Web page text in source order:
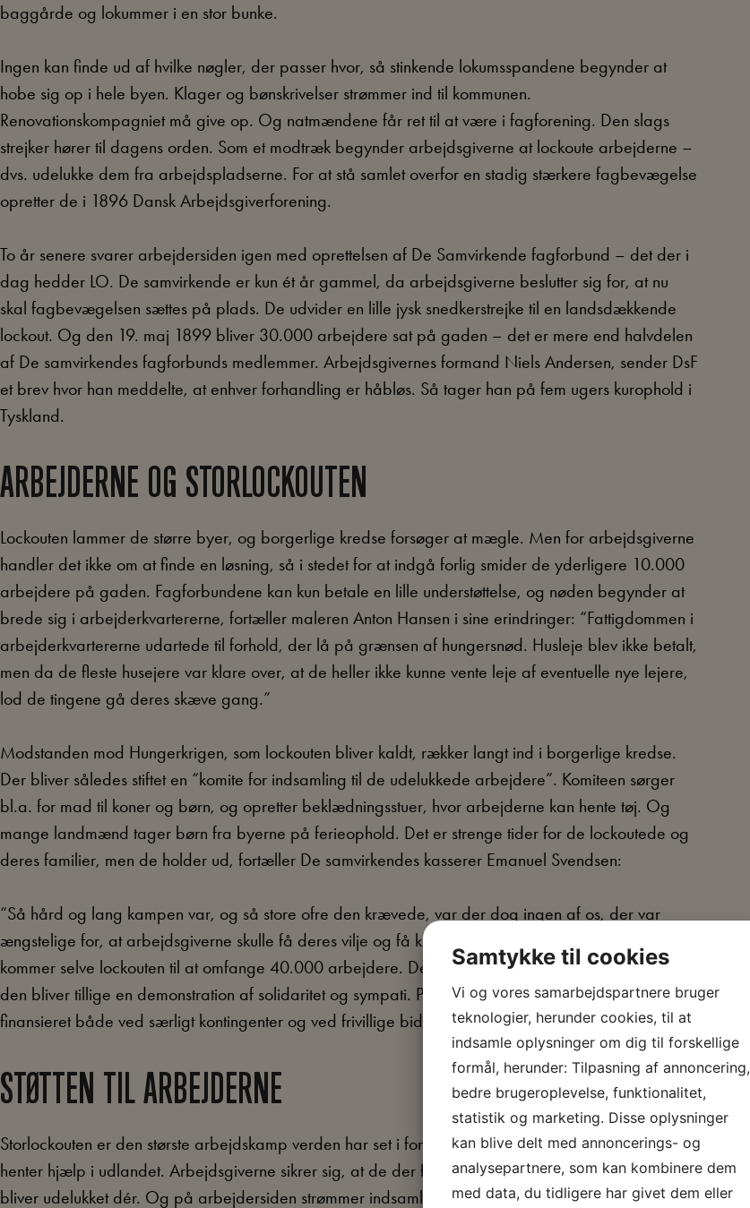
baggårde og lokummer i en stor bunke.
Ingen kan finde ud af hvilke nøgler, der passer hvor, så stinkende lokumsspandene begynder at
hobe sig op i hele byen. Klager og bønskrivelser strømmer ind til kommunen.
Renovationskompagniet må give op. Og natmændene får ret til at være i fagforening. Den slags
strejker hører til dagens orden. Som et modtræk begynder arbejdsgiverne at lockoute arbejderne –
dvs. udelukke dem fra arbejdspladserne. For at stå samlet overfor en stadig stærkere fagbevægelse
opretter de i 1896 Dansk Arbejdsgiverforening.
To år senere svarer arbejdersiden igen med oprettelsen af De Samvirkende fagforbund – det der i
dag hedder LO. De samvirkende er kun ét år gammel, da arbejdsgiverne beslutter sig for, at nu
skal fagbevægelsen sættes på plads. De udvider en lille jysk snedkerstrejke til en landsdækkende
lockout. Og den 19. maj 1899 bliver 30.000 arbejdere sat på gaden – det er mere end halvdelen
af De samvirkendes fagforbunds medlemmer. Arbejdsgivernes formand Niels Andersen, sender DsF
et brev hvor han meddelte, at enhver forhandling er håbløs. Så tager han på fem ugers kurophold i
Tyskland.
ARBEJDERNE OG STORLOCKOUTEN
Lockouten lammer de større byer, og borgerlige kredse forsøger at mægle. Men for arbejdsgiverne
handler det ikke om at finde en løsning, så i stedet for at indgå forlig smider de yderligere 10.000
arbejdere på gaden. Fagforbundene kan kun betale en lille understøttelse, og nøden begynder at
brede sig i arbejderkvartererne, fortæller maleren Anton Hansen i sine erindringer: “Fattigdommen i
arbejderkvartererne udartede til forhold, der lå på grænsen af hungersnød. Husleje blev ikke betalt,
men da de fleste husejere var klare over, at de heller ikke kunne vente leje af eventuelle nye lejere,
lod de tingene gå deres skæve gang.”
Modstanden mod Hungerkrigen, som lockouten bliver kaldt, rækker langt ind i borgerlige kredse.
Der bliver således stiftet en “komite for indsamling til de udelukkede arbejdere”. Komiteen sørger
bl.a. for mad til koner og børn, og opretter beklædningsstuer, hvor arbejderne kan hente tøj. Og
mange landmænd tager børn fra byerne på ferieophold. Det er strenge tider for de lockoutede og
deres familier, men de holder ud, fortæller De samvirkendes kasserer Emanuel Svendsen:
“Så hård og lang kampen var, og så store ofre den krævede, var der dog ingen af os, der var
ængstelige for, at arbejdsgiverne skulle få deres vilje og få knust fagbevægelsen.” På sit højeste
kommer selve lockouten til at omfange 40.000 arbejdere. Den har mange dramatiske faser, men
den bliver tillige en demonstration af solidaritet og sympati. På arbejdersiden bliver konflikten
finansieret både ved særligt kontingenter og ved frivillige bidrag.
STØTTEN TIL ARBEJDERNE
Storlockouten er den største arbejdskamp verden har set i forhold til landets størrelse. Begge parter
henter hjælp i udlandet. Arbejdsgiverne sikrer sig, at de der forsøger at få arbejde i Tyskland også
bliver udelukket dér. Og på arbejdersiden strømmer indsamlede bidrag ind. Der kommer 194.000
Samtykke til cookies
Vi og vores samarbejdspartnere bruger
teknologier, herunder cookies, til at
indsamle oplysninger om dig til forskellige
formål, herunder: Tilpasning af annoncering,
bedre brugeroplevelse, funktionalitet,
statistik og marketing. Disse oplysninger
kan blive delt med annoncerings- og
analysepartnere, som kan kombinere dem
med data, du tidligere har givet dem eller